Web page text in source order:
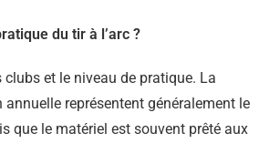
du tir à l’arc ?
et le niveau de pratique. La
représentent généralement le
que le matériel est souvent prêté aux